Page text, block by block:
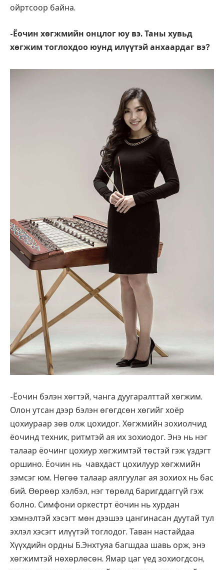
ойртсоор байна.
-Ёочин хөгжмийн онцлог юу вэ. Таны хувьд
хөгжим тоглохдоо юунд илүүтэй анхаардаг вэ?
-Ёочин бэлэн хөгтэй, чанга дуугаралттай хөгжим.
Олон утсан дээр бэлэн өгөгдсөн хөгийг хоёр
цохиураар зөв олж цохидог. Хөгжмийн зохиолчид
ёочинд техник, ритмтэй ая их зохиодог. Энэ нь нэг
талаар ёочинг цохиур хөгжимтэй төстэй гэж үздэгт
оршино. Ёочин нь чавхдаст цохилуур хөгжмийн
зэмсэг юм. Нөгөө талаар аялгуулаг ая зохиох нь бас
бий. Өөрөөр хэлбэл, нэг төрөлд баригддаггүй гэж
болно. Симфони оркестрт ёочин нь хурдан
хэмнэлтэй хэсэгт мөн дээшээ цангинасан дуутай тул
эхлэл хэсэгт илүүтэй тоглодог. Таван настайдаа
Хүүхдийн ордны Б.Энхтуяа багшдаа шавь орж, энэ
хөгжимтэй нөхөрлөсөн. Ямар цаг үед зохиогдсон,